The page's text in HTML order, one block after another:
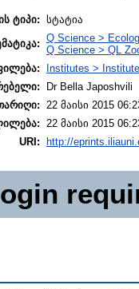
ტიპი: სტატია
Q Science >
Q Science > QL
Institutes >
Dr Bella Japoshvili
22 მაისი 2015
22 მაისი 2015
URI:
http://